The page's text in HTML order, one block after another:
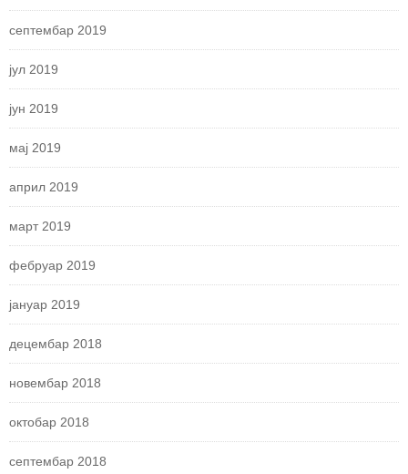
септембар 2019
јул 2019
јун 2019
мај 2019
април 2019
март 2019
фебруар 2019
јануар 2019
децембар 2018
новембар 2018
октобар 2018
септембар 2018